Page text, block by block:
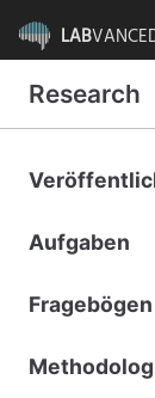
LAB
Research
Aufgaben